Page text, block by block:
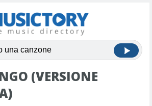
(VERSIONE